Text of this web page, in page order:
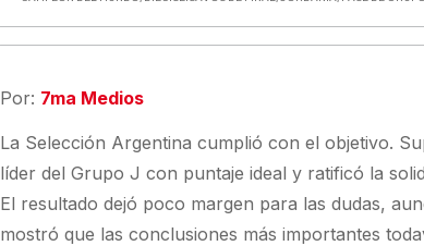
Por: 7ma Medios
La Selección Argentina cumplió con el objetivo.
líder del Grupo J con puntaje ideal y ratificó la
El resultado dejó poco margen para las dudas,
mostró que las conclusiones más importantes